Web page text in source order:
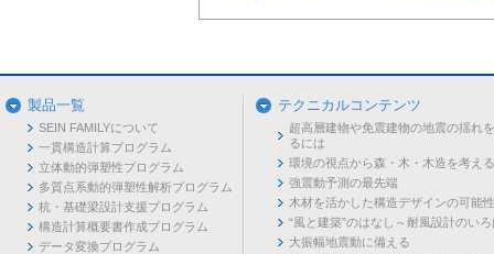
製品一覧
SEIN FAMILYについて
一貫構造計算プログラム
立体動的弾塑性プログラム
多質点系動的弾塑性解析プログラム
杭・基礎梁設計支援プログラム
構造計算概要書作成プログラム
データ変換プログラム
テクニカルコンテンツ
超高層建物や免震建物の地震の揺れ
るには
環境の視点から森・木・木造を考える
強震動予測の最先端
木材を活かした構造デザインの可能性
“風と建築”のはなし～耐風設計のいろ
大振幅地震動に備える